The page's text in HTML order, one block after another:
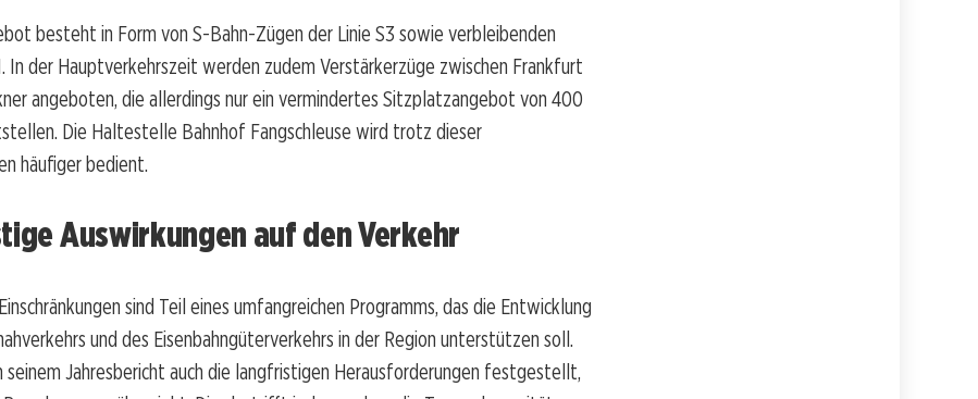
besteht in Form von S-Bahn-Zügen der Linie S3 sowie verbleibenden
In der Hauptverkehrszeit werden zudem Verstärkerzüge zwischen Frankfurt
angeboten, die allerdings nur ein vermindertes Sitzplatzangebot von 400
Die Haltestelle Bahnhof Fangschleuse wird trotz dieser
häufiger bedient.
Auswirkungen auf den Verkehr
sind Teil eines umfangreichen Programms, das die Entwicklung
und des Eisenbahngüterverkehrs in der Region unterstützen soll.
seinem Jahresbericht auch die langfristigen Herausforderungen festgestellt,